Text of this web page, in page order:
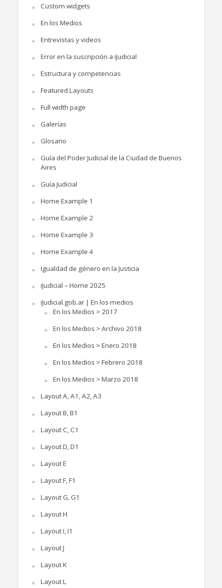
Custom widgets
En los Medios
Entrevistas y videos
Error en la suscripción a iJudicial
Estructura y competencias
Featured Layouts
Full width page
Galerías
Glosario
Guía del Poder Judicial de la Ciudad de Buenos
Aires
Guía Judicial
Home Example 1
Home Example 2
Home Example 3
Home Example 4
Igualdad de género en la Justicia
iJudicial – Home 2025
iJudicial.gob.ar | En los medios
En los Medios > 2017
En los Medios > Archivo 2018
En los Medios > Enero 2018
En los Medios > Febrero 2018
En los Medios > Marzo 2018
Layout A, A1, A2, A3
Layout B, B1
Layout C, C1
Layout D, D1
Layout E
Layout F, F1
Layout G, G1
Layout H
Layout I, I1
Layout J
Layout K
Layout L